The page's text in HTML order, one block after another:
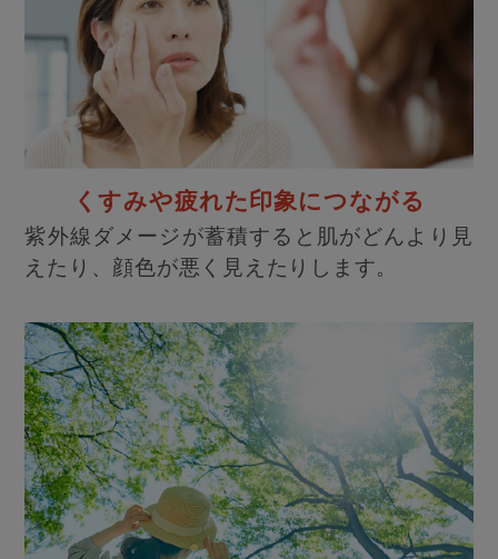
くすみや疲れた印象につながる
紫外線ダメージが蓄積すると肌がどんより見
えたり、顔色が悪く見えたりします。